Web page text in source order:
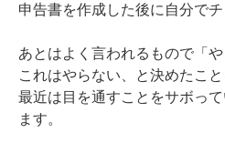
申告書を作成した後に自分でチ
あとはよく言われるもので「
これはやらない、と決めたこ
最近は目を通すことをサボっ
ます。